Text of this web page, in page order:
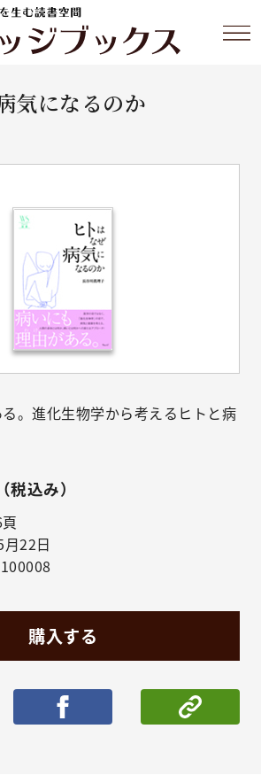
気になるのか
。進化生物学から考えるヒトと病
込み）
22日
購入する
ポストする シェ